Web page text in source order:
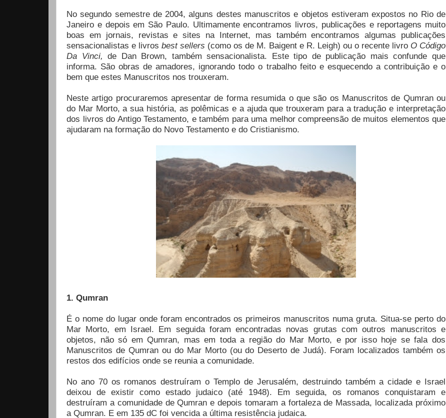
No segundo semestre de 2004, alguns destes manuscritos e objetos estiveram expostos no Rio de
Janeiro e depois em São Paulo. Ultimamente encontramos livros, publicações e reportagens muito
boas em jornais, revistas e sites na Internet, mas também encontramos algumas publicações
sensacionalistas e livrosbest sellers (como os de M. Baigent e R. Leigh) ou o recente livro O Código
Da Vinci,de Dan Brown, também sensacionalista. Este tipo de publicação mais confunde que
informa. São obras de amadores, ignorando todo o trabalho feito e esquecendo a contribuição e o
bem que estes Manuscritos nos trouxeram.
Neste artigo procuraremos apresentar de forma resumida o que são os Manuscritos de Qumran ou
do Mar Morto, a sua história, as polêmicas e a ajuda que trouxeram para a tradução e interpretação
dos livros do Antigo Testamento, e também para uma melhor compreensão de muitos elementos que
ajudaram na formação do Novo Testamento e do Cristianismo.
1. Qumran
É o nome do lugar onde foram encontrados os primeiros manuscritos numa gruta. Situa-se perto do
Mar Morto, em Israel. Em seguida foram encontradas novas grutas com outros manuscritos e
objetos, não só em Qumran, mas em toda a região do Mar Morto, e por isso hoje se fala dos
Manuscritos de Qumran ou do Mar Morto (ou do Deserto de Judá). Foram localizados também os
restos dos edifícios onde se reunia a comunidade.
No ano 70 os romanos destruíram o Templo de Jerusalém, destruindo também a cidade e Israel
deixou de existir como estado judaico (até 1948). Em seguida, os romanos conquistaram e
destruíram a comunidade de Qumran e depois tomaram a fortaleza de Massada, localizada próximo
a Qumran. E em 135 dC foi vencida a última resistência judaica.